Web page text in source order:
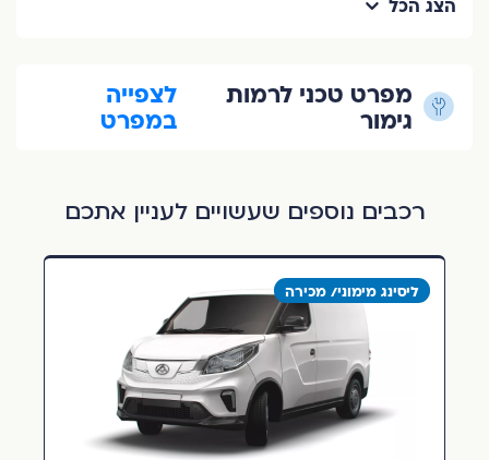
הצג הכל
מפרט טכני לרמות
גימור
לצפייה
במפרט
רכבים נוספים שעשויים לעניין אתכם
ליסינג מימוני/ מכירה